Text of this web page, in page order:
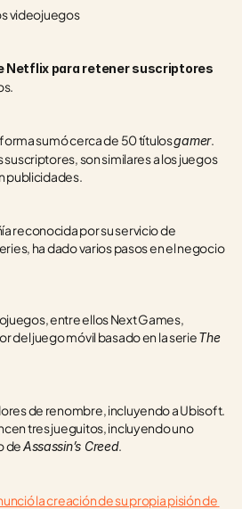
videojuegos
sumó cerca de 50 títulos gamer.
suscriptores, son similares a los juegos
publicidades.
reconocida por su servicio de
ha dado varios pasos en el negocio
entre ellos Next Games,
del juego móvil basado en la serie The
de renombre, incluyendo a Ubisoft.
tres jueguitos, incluyendo uno
de Assassin’s Creed.
la creación de su propia pisión de